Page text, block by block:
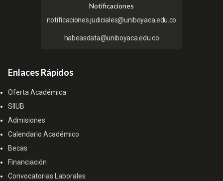
Notificaciones
notificaciones.judiciales@uniboyaca.edu.co
habeasdata@uniboyaca.edu.co
Enlaces Rápidos
Oferta Académica
SIIUB
Admisiones
Calendario Académico
Becas
Financiación
Convocatorias Laborales